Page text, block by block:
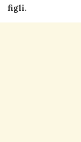
figli.